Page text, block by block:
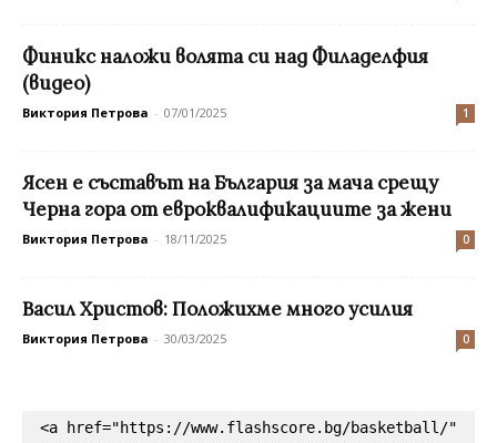
Финикс наложи волята си над Филаделфия
(видео)
Виктория Петрова - 07/01/2025 1
Ясен е съставът на България за мача срещу
Черна гора от евроквалификациите за жени
Виктория Петрова - 18/11/2025 0
Васил Христов: Положихме много усилия
Виктория Петрова - 30/03/2025 0
<a href="https://www.flashscore.bg/basketball/"